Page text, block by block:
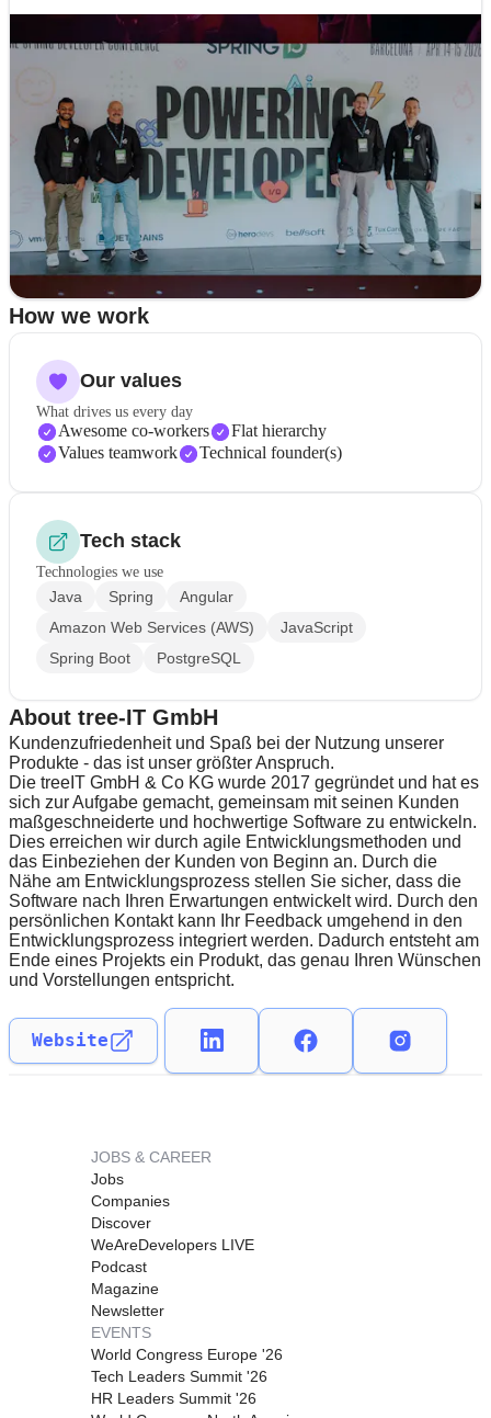
How we work
Our values
What drives us every day
Awesome co-workers
Flat hierarchy
Values teamwork
Technical founder(s)
Tech stack
Technologies we use
Java Spring
Angular
Amazon Web Services (AWS)
JavaScript
Spring Boot
PostgreSQL
About tree-IT GmbH
Kundenzufriedenheit und Spaß bei der Nutzung unserer
Produkte - das ist unser größter Anspruch.
Die treeIT GmbH & Co KG wurde 2017 gegründet und hat es
sich zur Aufgabe gemacht, gemeinsam mit seinen Kunden
maßgeschneiderte und hochwertige Software zu entwickeln.
Dies erreichen wir durch agile Entwicklungsmethoden und
das Einbeziehen der Kunden von Beginn an. Durch die
Nähe am Entwicklungsprozess stellen Sie sicher, dass die
Software nach Ihren Erwartungen entwickelt wird. Durch den
persönlichen Kontakt kann Ihr Feedback umgehend in den
Entwicklungsprozess integriert werden. Dadurch entsteht am
Ende eines Projekts ein Produkt, das genau Ihren Wünschen
und Vorstellungen entspricht.
Website
JOBS & CAREER
Jobs
Companies
Discover
WeAreDevelopers LIVE
Podcast
Magazine
Newsletter
EVENTS
World Congress Europe '26
Tech Leaders Summit '26
HR Leaders Summit '26